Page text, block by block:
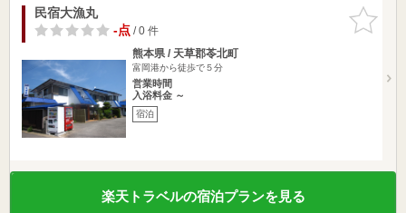
お気に入
りに追加
民宿大漁丸
-点/ 0 件
熊本県 / 天草郡苓北町
富岡港から徒歩で５分
営業時間
入浴料金 ～
宿泊
楽天トラベルの宿泊プランを見る